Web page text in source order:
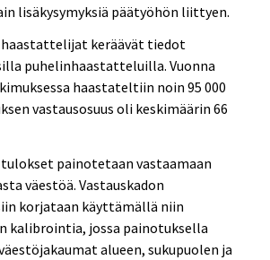
lisäkysymyksiä päätyöhön liittyen.
keräävät tiedot
puhelinhaastatteluilla. Vuonna
haastateltiin noin 95 000
vastausosuus oli keskimäärin 66
painotetaan vastaamaan
väestöä. Vastauskadon
korjataan käyttämällä niin
kalibrointia, jossa painotuksella
alueen, sukupuolen ja